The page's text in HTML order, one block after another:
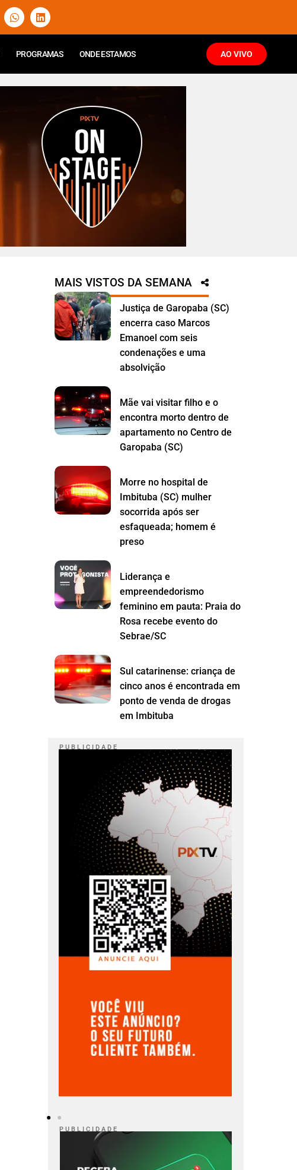
PROGRAMAS ONDE ESTAMOS AO VIVO
MAIS VISTOS DA SEMANA
Justiça de Garopaba (SC)
encerra caso Marcos
Emanoel com seis
condenações e uma
absolvição
Mãe vai visitar filho e o
encontra morto dentro de
apartamento no Centro de
Garopaba (SC)
Morre no hospital de
Imbituba (SC) mulher
socorrida após ser
esfaqueada; homem é
preso
Liderança e
empreendedorismo
feminino em pauta: Praia do
Rosa recebe evento do
Sebrae/SC
Sul catarinense: criança de
cinco anos é encontrada em
ponto de venda de drogas
em Imbituba
P U B L I C I D A D E
P U B L I C I D A D E